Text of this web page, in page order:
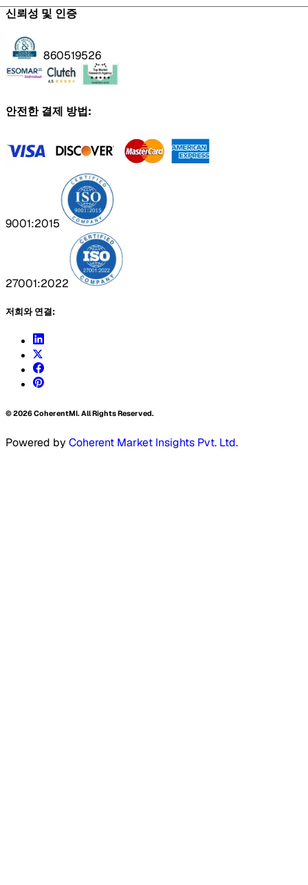
신뢰성 및 인증
860519526
안전한 결제 방법:
9001:2015
27001:2022
저희와 연결:
©2026CoherentMI. All Rights Reserved.
Powered by Coherent Market Insights Pvt. Ltd.